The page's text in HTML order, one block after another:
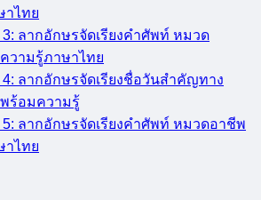
าไทย
3: ลากอักษรจัดเรียงคำศัพท์ หมวด
วามรู้ภาษาไทย
4: ลากอักษรจัดเรียงชื่อวันสำคัญทาง
ร้อมความรู้
5: ลากอักษรจัดเรียงคำศัพท์ หมวดอาชีพ
าไทย